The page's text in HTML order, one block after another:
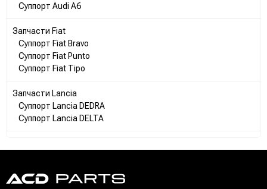
Суппорт Audi A6
Запчасти Fiat
Суппорт Fiat Bravo
Суппорт Fiat Punto
Суппорт Fiat Tipo
Запчасти Lancia
Суппорт Lancia DEDRA
Суппорт Lancia DELTA